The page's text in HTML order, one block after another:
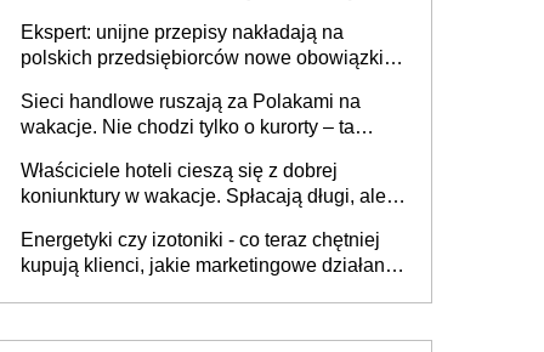
Ekspert: unijne przepisy nakładają na
polskich przedsiębiorców nowe obowiązki w
Sieci handlowe ruszają za Polakami na
wakacje. Nie chodzi tylko o kurorty – ta
tam, gdzie wielu spędzi urlop po cichu
Właściciele hoteli cieszą się z dobrej
koniunktury w wakacje. Spłacają długi, ale
Energetyki czy izotoniki - co teraz chętniej
kupują klienci, jakie marketingowe działania